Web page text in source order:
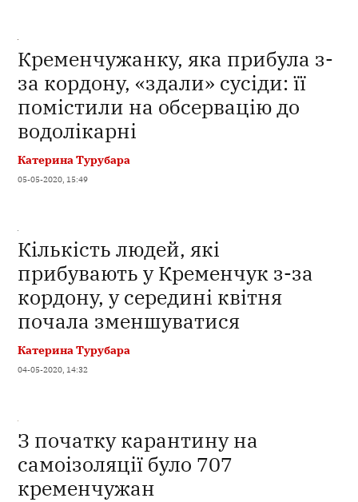
Кременчужанку, яка прибула з-
за кордону, «здали» сусіди: її
помістили на обсервацію до
водолікарні
Катерина Турубара
05-05-2020, 15:49
Кількість людей, які
прибувають у Кременчук з-за
кордону, у середині квітня
почала зменшуватися
Катерина Турубара
04-05-2020, 14:32
З початку карантину на
самоізоляції було 707
кременчужан